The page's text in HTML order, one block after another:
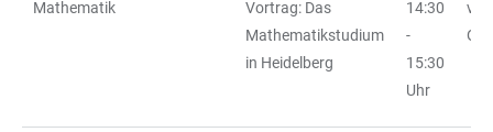
Mathematik
Vortrag: Das
Mathematikstudium
in Heidelberg
14:30
-
15:30
Uhr
vor
Ort